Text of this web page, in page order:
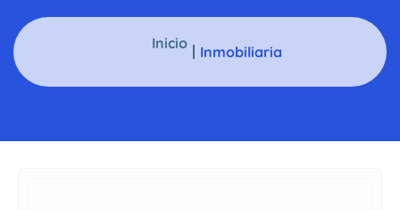
Inicio Inmobiliaria